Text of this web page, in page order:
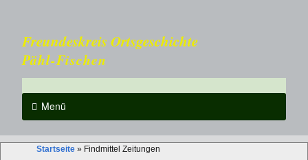
Freundeskreis Ortsgeschichte
Pähl-Fischen
Menü
Startseite » Findmittel Zeitungen